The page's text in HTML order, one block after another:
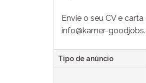
Envie o seu CV e
info@kamer-
Tipo de anúncio